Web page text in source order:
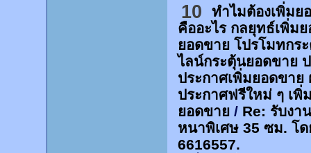
10
ทำไมต้องเพิ่มย
คืออะไร กลยุทธ์เพิ่ม
ยอดขาย โปรโมทกร
ไลน์กระตุ้นยอดขาย
ประกาศเพิ่มยอดขาย
ประกาศฟรีใหม่ ๆ เพิ่
ยอดขาย/ Re: รับงา
หนาพิเศษ 35 ซม. โ
6616557.